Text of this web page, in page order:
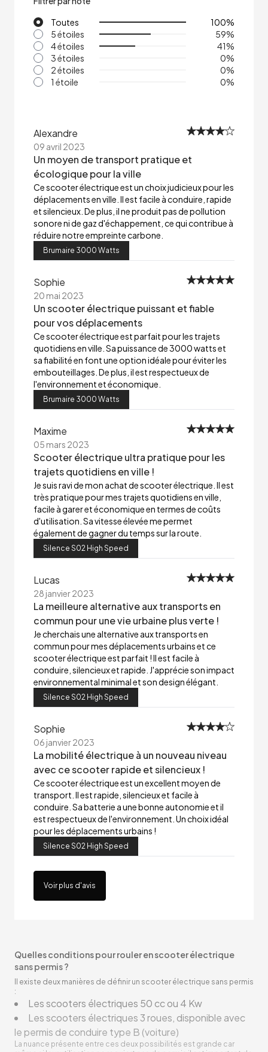
Toutes
100%
5 étoiles
59%
4 étoiles
41%
3 étoiles
0%
2 étoiles
0%
1 étoile
0%
Alexandre
09 avril 2023
Un moyen de transport pratique et
écologique pour la ville
Ce scooter électrique est un choix judicieux pour les
déplacements en ville. Il est facile à conduire, rapide
et silencieux. De plus, il ne produit pas de pollution
sonore ni de gaz d'échappement, ce qui contribue à
réduire notre empreinte carbone.
Brumaire 3000 Watts
Sophie
20 mai 2023
Un scooter électrique puissant et fiable
pour vos déplacements
Ce scooter électrique est parfait pour les trajets
quotidiens en ville. Sa puissance de 3000 watts et
sa fiabilité en font une option idéale pour éviter les
embouteillages. De plus, il est respectueux de
l'environnement et économique.
Brumaire 3000 Watts
Maxime
05 mars 2023
Scooter électrique ultra pratique pour les
trajets quotidiens en ville !
Je suis ravi de mon achat de scooter électrique. Il est
très pratique pour mes trajets quotidiens en ville,
facile à garer et économique en termes de coûts
d'utilisation. Sa vitesse élevée me permet
également de gagner du temps sur la route.
Silence S02 High Speed
Lucas
28 janvier 2023
La meilleure alternative aux transports en
commun pour une vie urbaine plus verte !
Je cherchais une alternative aux transports en
commun pour mes déplacements urbains et ce
scooter électrique est parfait ! Il est facile à
conduire, silencieux et rapide. J'apprécie son impact
environnemental minimal et son design élégant.
Silence S02 High Speed
Sophie
06 janvier 2023
La mobilité électrique à un nouveau niveau
avec ce scooter rapide et silencieux !
Ce scooter électrique est un excellent moyen de
transport. Il est rapide, silencieux et facile à
conduire. Sa batterie a une bonne autonomie et il
est respectueux de l'environnement. Un choix idéal
pour les déplacements urbains !
Silence S02 High Speed
Voir plus d'avis
Quelles conditions pour rouler en scooter électrique
sans permis ?
Il existe deux manières de définir un scooter électrique sans permis
:
Les scooters électriques 50 cc ou 4 Kw
Les scooters électriques 3 roues, disponible avec
le permis de conduire type B (voiture)
La nuance présente entre ces deux possibilités est grande car